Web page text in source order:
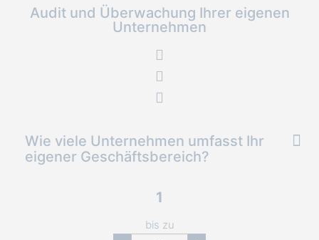
Audit und Überwachung Ihrer eigenen
Unternehmen
Wie viele Unternehmen umfasst Ihr
eigener Geschäftsbereich?
1
bis zu